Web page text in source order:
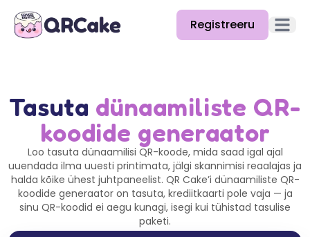
Registreeru Ava
Hinnakiri
Blogi
Dokumentatsioon
Abi
Tasuta dünaamiliste QR-
koodide generaator
Loo tasuta dünaamilisi QR-koode, mida saad igal ajal
uuendada ilma uuesti printimata, jälgi skannimisi reaalajas ja
halda kõike ühest juhtpaneelist. QR Cake’i dünaamiliste QR-
koodide generaator on tasuta, krediitkaarti pole vaja — ja
sinu QR-koodid ei aegu kunagi, isegi kui tühistad tasulise
paketi.